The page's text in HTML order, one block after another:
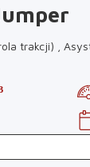
trakcji) ,